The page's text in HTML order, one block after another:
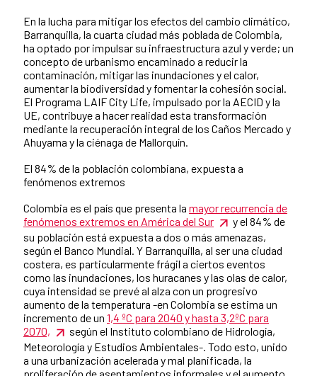
Contenido de la noticia
En la lucha para mitigar los efectos del cambio climático,
Barranquilla, la cuarta ciudad más poblada de Colombia,
ha optado por impulsar su infraestructura azul y verde; un
concepto de urbanismo encaminado a reducir la
contaminación, mitigar las inundaciones y el calor,
aumentar la biodiversidad y fomentar la cohesión social.
El Programa LAIF City Life, impulsado por la AECID y la
UE, contribuye a hacer realidad esta transformación
mediante la recuperación integral de los Caños Mercado y
Ahuyama y la ciénaga de Mallorquín.
El 84% de la población colombiana, expuesta a
fenómenos extremos
Colombia es el país que presenta la mayor recurrencia de
fenómenos extremos en América del Sur
y el 84% de
su población está expuesta a dos o más amenazas,
según el Banco Mundial. Y Barranquilla, al ser una ciudad
costera, es particularmente frágil a ciertos eventos
como las inundaciones, los huracanes y las olas de calor,
cuya intensidad se prevé al alza con un progresivo
aumento de la temperatura -en Colombia se estima un
incremento de un 1,4 ºC para 2040 y hasta 3,2ºC para
2070,
según el Instituto colombiano de Hidrología,
Meteorología y Estudios Ambientales-. Todo esto, unido
a una urbanización acelerada y mal planificada, la